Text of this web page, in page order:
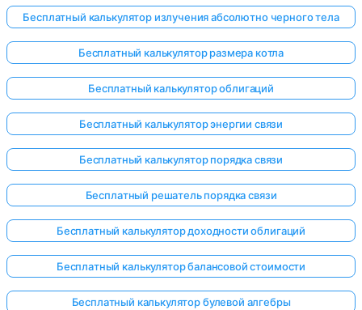
Бесплатный калькулятор излучения абсолютно черного тела
Бесплатный калькулятор размера котла
Бесплатный калькулятор облигаций
Бесплатный калькулятор энергии связи
Бесплатный калькулятор порядка связи
Бесплатный решатель порядка связи
Бесплатный калькулятор доходности облигаций
Бесплатный калькулятор балансовой стоимости
Бесплатный калькулятор булевой алгебры